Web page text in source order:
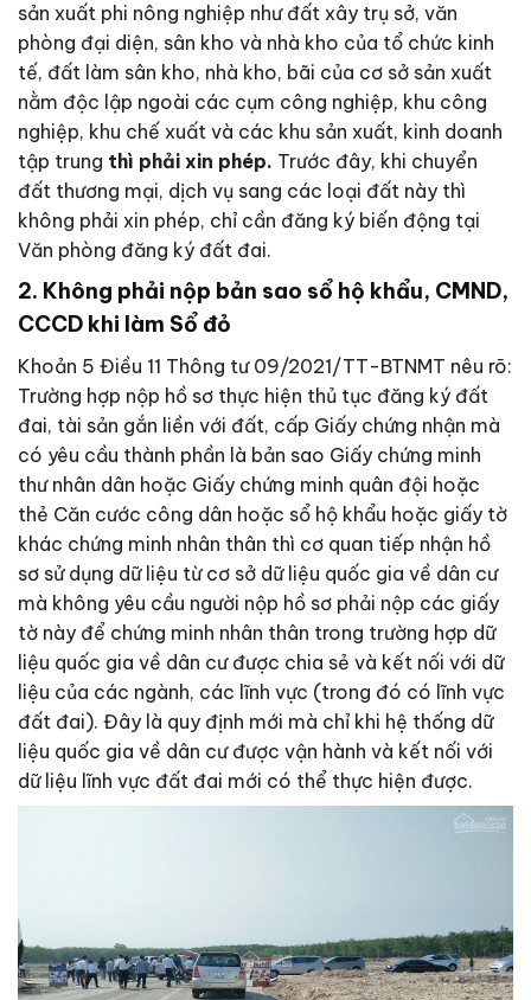
sản xuất phi nông nghiệp như đất xây trụ sở, văn
phòng đại diện, sân kho và nhà kho của tổ chức kinh
tế, đất làm sân kho, nhà kho, bãi của cơ sở sản xuất
nằm độc lập ngoài các cụm công nghiệp, khu công
nghiệp, khu chế xuất và các khu sản xuất, kinh doanh
tập trung thì phải xin phép. Trước đây, khi chuyển
đất thương mại, dịch vụ sang các loại đất này thì
không phải xin phép, chỉ cần đăng ký biến động tại
Văn phòng đăng ký đất đai.
2. Không phải nộp bản sao sổ hộ khẩu, CMND,
CCCD khi làm Sổ đỏ
Khoản 5 Điều 11 Thông tư 09/2021/TT-BTNMT nêu rõ:
Trường hợp nộp hồ sơ thực hiện thủ tục đăng ký đất
đai, tài sản gắn liền với đất, cấp Giấy chứng nhận mà
có yêu cầu thành phần là bản sao Giấy chứng minh
thư nhân dân hoặc Giấy chứng minh quân đội hoặc
thẻ Căn cước công dân hoặc sổ hộ khẩu hoặc giấy tờ
khác chứng minh nhân thân thì cơ quan tiếp nhận hồ
sơ sử dụng dữ liệu từ cơ sở dữ liệu quốc gia về dân cư
mà không yêu cầu người nộp hồ sơ phải nộp các giấy
tờ này để chứng minh nhân thân trong trường hợp dữ
liệu quốc gia về dân cư được chia sẻ và kết nối với dữ
liệu của các ngành, các lĩnh vực (trong đó có lĩnh vực
đất đai). Đây là quy định mới mà chỉ khi hệ thống dữ
liệu quốc gia về dân cư được vận hành và kết nối với
dữ liệu lĩnh vực đất đai mới có thể thực hiện được.